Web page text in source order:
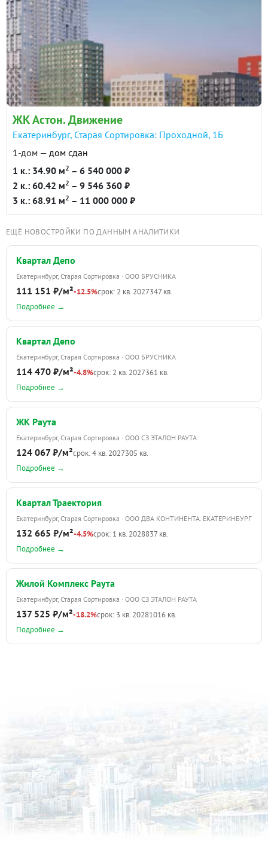
ЖК Астон. Движение
Екатеринбург, Старая Сортировка: Проходной, 1Б
1-дом — дом сдан
1 к.: 34.90 м2 – 6 540 000 ₽
2 к.: 60.42 м2 – 9 546 360 ₽
3 к.: 68.91 м2 – 11 000 000 ₽
ЕЩЁ НОВОСТРОЙКИ ПО ДАННЫМ АНАЛИТИКИ
Квартал Депо
Екатеринбург, Старая Сортировка · ООО БРУСНИКА
111 151 ₽/м²-12.5%срок: 2 кв. 2027347 кв.
Подробнее →
Квартал Депо
Екатеринбург, Старая Сортировка · ООО БРУСНИКА
114 470 ₽/м²-4.8%срок: 2 кв. 2027361 кв.
Подробнее →
ЖК Раута
Екатеринбург, Старая Сортировка · ООО СЗ ЭТАЛОН РАУТА
124 067 ₽/м²срок: 4 кв. 2027305 кв.
Подробнее →
Квартал Траектория
Екатеринбург, Старая Сортировка · ООО ДВА КОНТИНЕНТА. ЕКАТЕРИНБУРГ
132 665 ₽/м²-4.5%срок: 1 кв. 2028837 кв.
Подробнее →
Жилой Комплекс Раута
Екатеринбург, Старая Сортировка · ООО СЗ ЭТАЛОН РАУТА
137 525 ₽/м²-18.2%срок: 3 кв. 20281016 кв.
Подробнее →